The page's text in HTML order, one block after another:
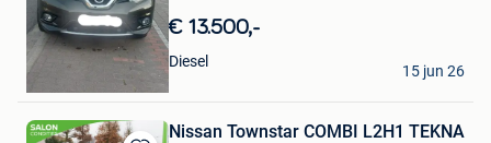
€ 13.500,-
Diesel
jims
15 jun 26
Nissan Townstar COMBI L2H1 TEKNA